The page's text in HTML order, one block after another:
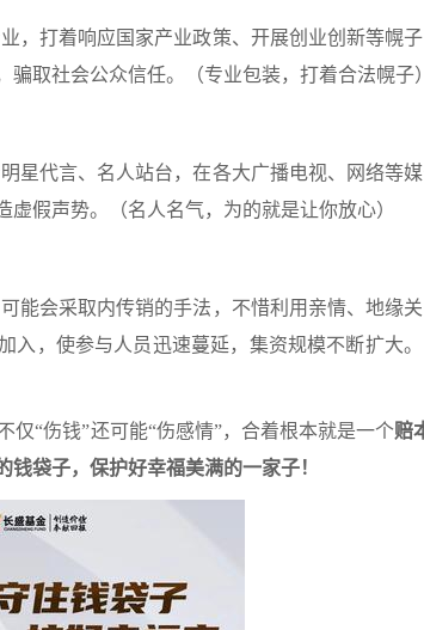
，打着响应国家产业政策、开展创业创新等幌
取社会公众信任。（专业包装，打着合法幌子）
星代言、名人站台，在各大广播电视、网络等媒
假声势。（名人名气，为的就是让你放心）
能会采取内传销的手法，不惜利用亲情、地缘
入，使参与人员迅速蔓延，集资规模不断扩大。
仅“伤钱”还可能“伤感情”，合着根本就是一个赔
钱袋子，保护好幸福美满的一家子！